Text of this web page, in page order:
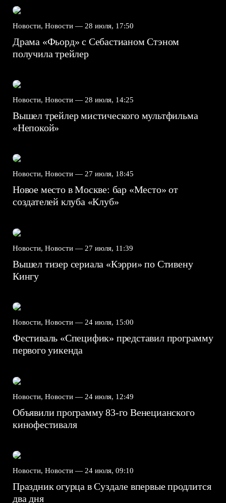
Новости, Новости — 28 июля, 17:50
Драма «Фьорд» с Себастианом Стэном
получила трейлер
Новости, Новости — 28 июля, 14:25
Вышел трейлер мистического мультфильма
«Непокой»
Новости, Новости — 27 июля, 18:45
Новое место в Москве: бар «Место» от
создателей клуба «Клуб»
Новости, Новости — 27 июля, 11:39
Вышел тизер сериала «Кэрри» по Стивену
Кингу
Новости, Новости — 24 июля, 15:00
Фестиваль «Специфик» представил программу
первого уикенда
Новости, Новости — 24 июля, 12:49
Объявили программу 83-го Венецианского
кинофестиваля
Новости, Новости — 24 июля, 09:10
Праздник огурца в Суздале впервые продлится
два дня